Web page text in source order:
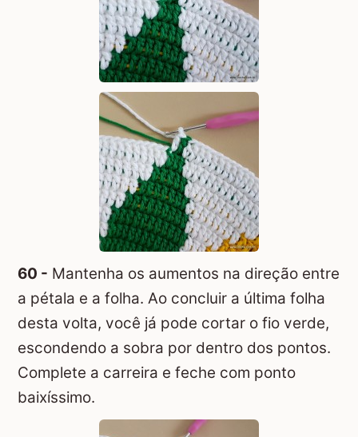
60 - Mantenha os aumentos na direção entre
a pétala e a folha. Ao concluir a última folha
desta volta, você já pode cortar o fio verde,
escondendo a sobra por dentro dos pontos.
Complete a carreira e feche com ponto
baixíssimo.